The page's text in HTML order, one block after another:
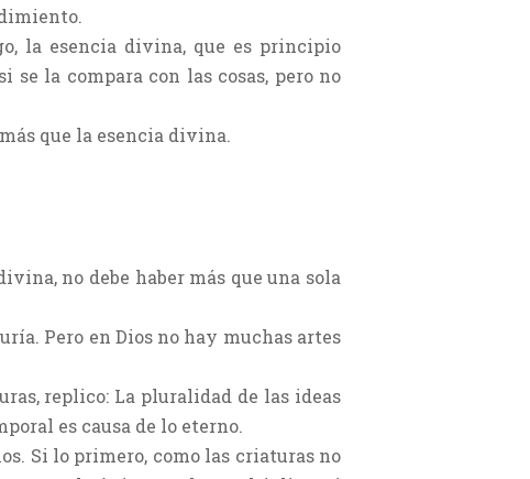
la esencia divina, que es principio
se la compara con las cosas, pero no
que la esencia divina.
no debe haber más que una sola
Pero en Dios no hay muchas artes
replico: La pluralidad de las ideas
es causa de lo eterno.
Si lo primero, como las criaturas no